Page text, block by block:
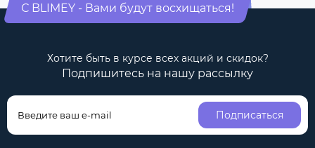
С BLIMEY - Вами будут восхищаться!
Хотите быть в курсе всех акций и скидок?
Подпишитесь на нашу рассылку
Подписаться